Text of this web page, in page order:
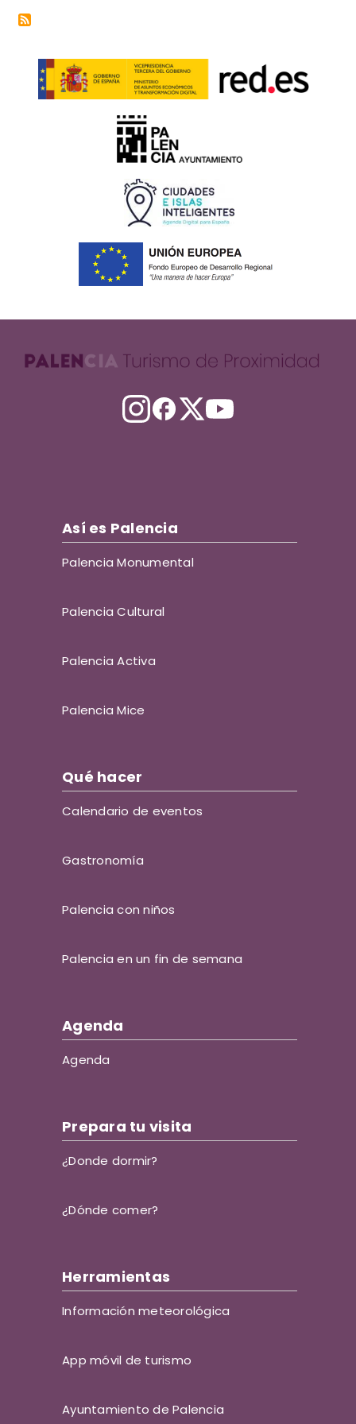
Así es Palencia
Palencia Monumental
Palencia Cultural
Palencia Activa
Palencia Mice
Qué hacer
Calendario de eventos
Gastronomía
Palencia con niños
Palencia en un fin de semana
Agenda
Agenda
Prepara tu visita
¿Donde dormir?
¿Dónde comer?
Herramientas
Información meteorológica
App móvil de turismo
Ayuntamiento de Palencia